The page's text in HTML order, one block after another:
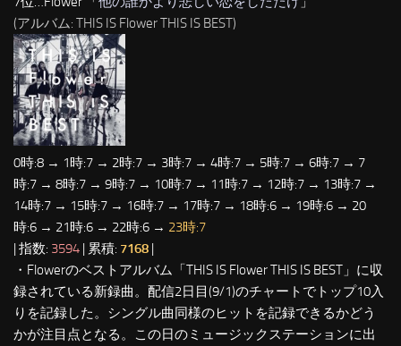
(アルバム: THIS IS Flower THIS IS BEST)
0時:8 → 1時:7 → 2時:7 → 3時:7 → 4時:7 → 5時:7 → 6時:7 → 7
時:7 → 8時:7 → 9時:7 → 10時:7 → 11時:7 → 12時:7 → 13時:7 →
14時:7 → 15時:7 → 16時:7 → 17時:7 → 18時:6 → 19時:6 → 20
時:6 → 21時:6 → 22時:6 → 23時:7
| 指数: 3594 | 累積: 7168 |
・Flowerのベストアルバム「THIS IS Flower THIS IS BEST」に収
録されている新録曲。配信2日目(9/1)のチャートでトップ10入
りを記録した。シングル曲同様のヒットを記録できるかどう
かが注目点となる。この日のミュージックステーションに出